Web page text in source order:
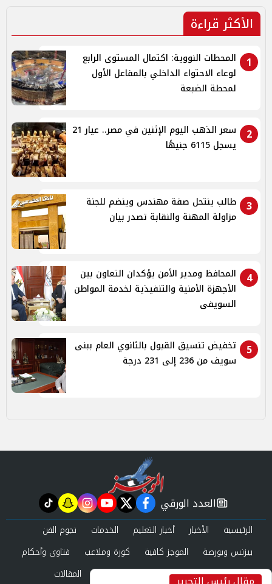
الأكثر قراءة
1
المحطات النووية: اكتمال المستوى الرابع
لوعاء الاحتواء الداخلي بالمفاعل الأول
لمحطة الضبعة
2
سعر الذهب اليوم الإثنين في مصر.. عيار 21
يسجل 6115 جنيهًا
3
طالب ينتحل صفة مهندس وينضم للجنة
مزاولة المهنة والنقابة تصدر بيان
4
المحافظ ومدير الأمن يؤكدان التعاون بين
الأجهزة الأمنية والتنفيذية لخدمة المواطن
السويفى
5
تخفيض تنسيق القبول بالثانوي العام ببنى
سويف من 236 إلى 231 درجة
newspaper
العدد الورقي facebook
twitter
youtube
instagram
snapchat
tiktok
الرئيسية الأخبار أخبار التعليم الخدمات
نجوم الفن
بيزنس وبورصة
الموجز كافية كورة وملاعب
فتاوى وأحكام
صحة وجمال
عرب وعالم حوادث ومحاكم المقالات